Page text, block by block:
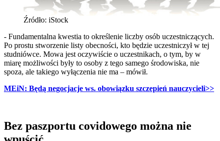
Źródło: iStock
- Fundamentalna kwestia to określenie liczby osób uczestniczących.
Po prostu stworzenie listy obecności, kto będzie uczestniczył w tej
studniówce. Mowa jest oczywiście o uczestnikach, o tym, by w
miarę możliwości były to osoby z tego samego środowiska, nie
spoza, ale takiego wyłączenia nie ma – mówił.
MEiN: Będą negocjacje ws. obowiązku szczepień nauczycieli>>
Bez paszportu covidowego można nie